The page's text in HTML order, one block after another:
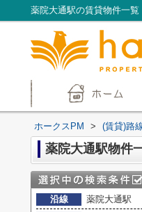
薬院大通駅の賃貸物件一
ホークスPM > (賃貸)路
薬院大通駅物件
沿線
薬院大通駅